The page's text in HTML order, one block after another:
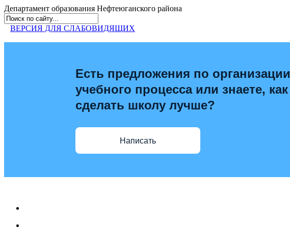
Департамент образования Нефтеюганского района
ВЕРСИЯ ДЛЯ СЛАБОВИДЯЩИХ
Есть предложения по организации
учебного процесса или знаете, как
сделать школу лучше?
Написать